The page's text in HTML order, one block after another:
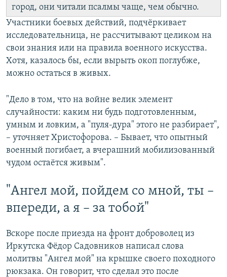
город, они читали псалмы чаще, чем обычно.
Участники боевых действий, подчёркивает
исследовательница, не рассчитывают целиком на
свои знания или на правила военного искусства.
Хотя, казалось бы, если вырыть окоп поглубже,
можно остаться в живых.
"Дело в том, что на войне велик элемент
случайности: каким ни будь подготовленным,
умным и ловким, а "пуля-дура" этого не разбирает",
– уточняет Христофорова. – Бывает, что опытный
военный погибает, а вчерашний мобилизованный
чудом остаётся живым".
"Ангел мой, пойдем со мной, ты –
впереди, а я – за тобой"
Вскоре после приезда на фронт доброволец из
Иркутска Фёдор Садовников написал слова
молитвы "Ангел мой" на крышке своего походного
рюкзака. Он говорит, что сделал это после